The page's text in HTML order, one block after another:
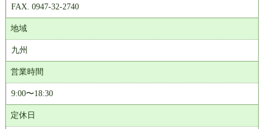
FAX. 0947-32-2740
地域
九州
営業時間
9:00〜18:30
定休日